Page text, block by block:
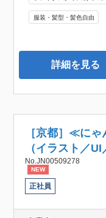
服装・髪型・髪色自由
詳細を見る
［京都］≪に
（イラスト／UI
No.JN00509278
NEW
正社員